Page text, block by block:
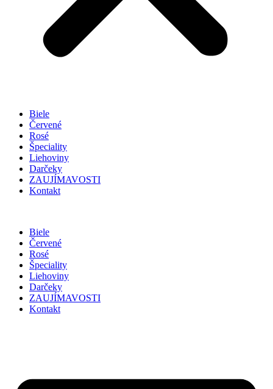
Biele
Červené
Rosé
Špeciality
Liehoviny
Darčeky
ZAUJÍMAVOSTI
Kontakt
Biele
Červené
Rosé
Špeciality
Liehoviny
Darčeky
ZAUJÍMAVOSTI
Kontakt